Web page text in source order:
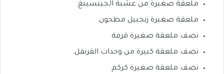
ملعقة صغيرة من عشبة الجينسينغ.
ملعقة صغيرة زنجبيل مطحون.
نصف ملعقة صغيرة قرفة.
نصف ملعقة كبيرة من وحدات القرنفل.
نصف ملعقة صغيرة كركم.